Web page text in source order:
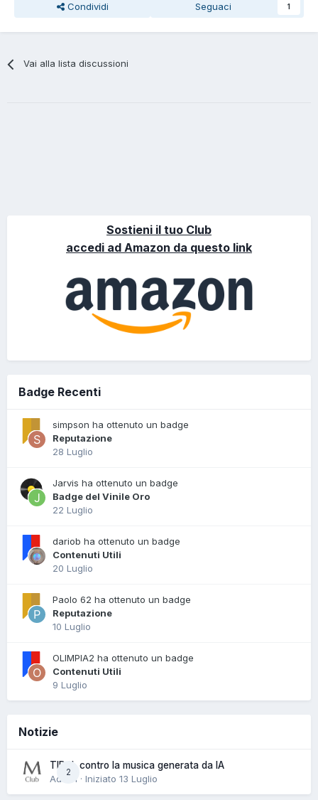
Condividi Seguaci 1
Vai alla lista discussioni
Sostieni il tuo Club
accedi ad Amazon da questo link
Badge Recenti
simpson ha ottenuto un badge
Reputazione
28 Luglio
Jarvis ha ottenuto un badge
Badge del Vinile Oro
22 Luglio
dariob ha ottenuto un badge
Contenuti Utili
20 Luglio
Paolo 62 ha ottenuto un badge
Reputazione
10 Luglio
OLIMPIA2 ha ottenuto un badge
Contenuti Utili
9 Luglio
Notizie
2
TIDAL contro la musica generata da IA
Admin · Iniziato 13 Luglio